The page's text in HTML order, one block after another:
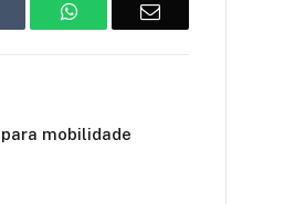
WhatsAppEmail
mobilidade